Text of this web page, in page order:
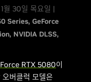
월 30일 목요일 |
Series GeForce
NVIDIA DLSS
RTX 5080이
버클럭 모델은